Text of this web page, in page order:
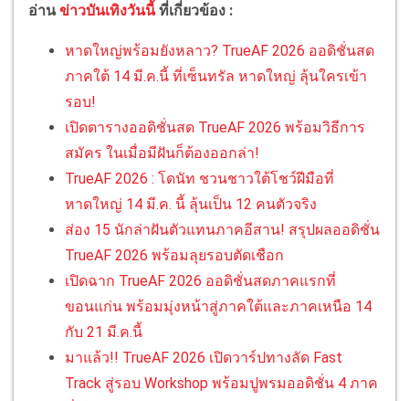
อ่านข่าวบันเทิงวันนี้ ที่เกี่ยวข้อง :
หาดใหญ่พร้อมยังหลาว? TrueAF 2026 ออดิชั่นสด
ภาคใต้ 14 มี.ค.นี้ ที่เซ็นทรัล หาดใหญ่ ลุ้นใครเข้า
รอบ!
เปิดตารางออดิชั่นสด TrueAF 2026 พร้อมวิธีการ
สมัคร ในเมื่อมีฝันก็ต้องออกล่า!
TrueAF 2026 : โดนัท ชวนชาวใต้โชว์ฝีมือที่
หาดใหญ่ 14 มี.ค. นี้ ลุ้นเป็น 12 คนตัวจริง
ส่อง 15 นักล่าฝันตัวแทนภาคอีสาน! สรุปผลออดิชั่น
TrueAF 2026 พร้อมลุยรอบตัดเชือก
เปิดฉาก TrueAF 2026 ออดิชั่นสดภาคแรกที่
ขอนแก่น พร้อมมุ่งหน้าสู่ภาคใต้และภาคเหนือ 14
กับ 21 มี.ค.นี้
มาแล้ว!! TrueAF 2026 เปิดวาร์ปทางลัด Fast
Track สู่รอบ Workshop พร้อมปูพรมออดิชั่น 4 ภาค